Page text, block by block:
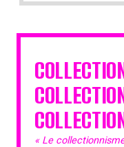
« Le